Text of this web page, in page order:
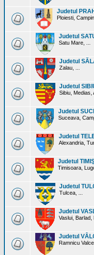
Judetul
Ploiesti,
Judetul
Satu Mare, ...
Judetul
Zalau, ...
Judetul
Sibiu, Medias,
Judetul
Suceava,
Judetul
Alexandria,
Judetul
Timisoara,
Judetul
Tulcea, ...
Judetul
Vaslui, Barlad,
Judetul
Ramnicu